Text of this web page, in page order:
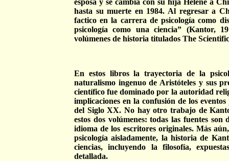
esposa y se cambia con su hija Helene a
hasta su muerte en 1984. Al regresar a
factico en la carrera de psicología como
psicología como una ciencia” (Kantor,
volúmenes de historia titulados The
En estos libros la trayectoria de la
naturalismo ingenuo de Aristóteles y sus
científico fue dominado por la autoridad
implicaciones en la confusión de los
del Siglo XX. No hay otro trabajo de
estos dos volúmenes: todas las fuentes
idioma de los escritores originales. Más
psicología aisladamente, la historia de
ciencias, incluyendo la filosofía,
detallada.